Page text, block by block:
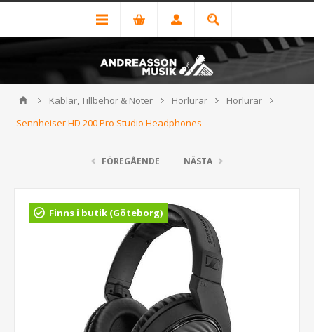
Kablar, Tillbehör & Noter Hörlurar
Hörlurar
Sennheiser HD 200 Pro Studio Headphones
FÖREGÅENDE NÄSTA
Finns i butik (Göteborg)